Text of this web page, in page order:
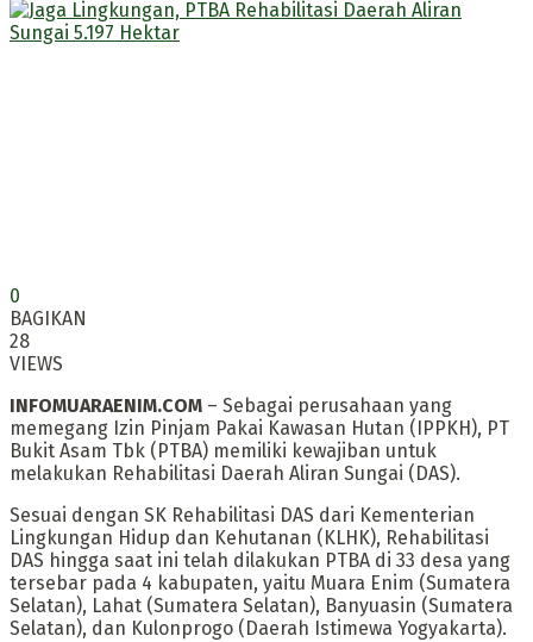
0
BAGIKAN
28
VIEWS
INFOMUARAENIM.COM – Sebagai perusahaan yang
memegang Izin Pinjam Pakai Kawasan Hutan (IPPKH), PT
Bukit Asam Tbk (PTBA) memiliki kewajiban untuk
melakukan Rehabilitasi Daerah Aliran Sungai (DAS).
Sesuai dengan SK Rehabilitasi DAS dari Kementerian
Lingkungan Hidup dan Kehutanan (KLHK), Rehabilitasi
DAS hingga saat ini telah dilakukan PTBA di 33 desa yang
tersebar pada 4 kabupaten, yaitu Muara Enim (Sumatera
Selatan), Lahat (Sumatera Selatan), Banyuasin (Sumatera
Selatan), dan Kulonprogo (Daerah Istimewa Yogyakarta).